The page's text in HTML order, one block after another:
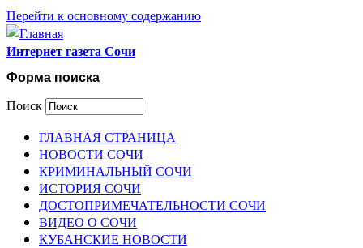
Перейти к основному содержанию
Интернет газета Сочи
Форма поиска
Поиск
ГЛАВНАЯ СТРАНИЦА
НОВОСТИ СОЧИ
КРИМИНАЛЬНЫЙ СОЧИ
ИСТОРИЯ СОЧИ
ДОСТОПРИМЕЧАТЕЛЬНОСТИ СОЧИ
ВИДЕО О СОЧИ
КУБАНСКИЕ НОВОСТИ